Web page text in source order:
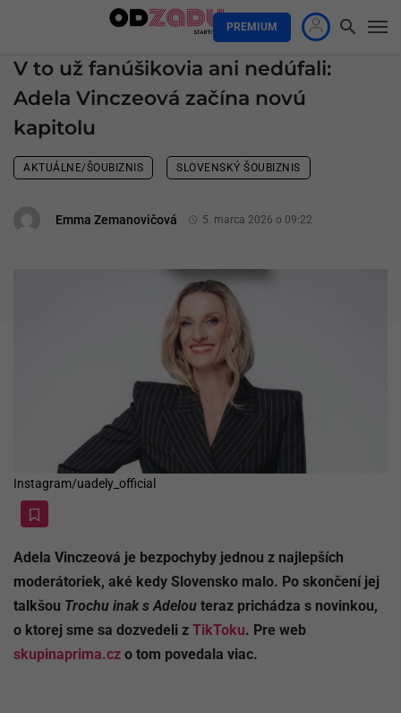
PREMIUM
V to už fanúšikovia ani nedúfali:
Adela Vinczeová začína novú
kapitolu
AKTUÁLNE/ŠOUBIZNIS SLOVENSKÝ ŠOUBIZNIS
Emma Zemanovičová 5. marca 2026 o 09:22
Instagram/uadely_official
Adela Vinczeová je bezpochyby jednou z najlepších
moderátoriek, aké kedy Slovensko malo. Po skončení jej
talkšou Trochu inak s Adelou teraz prichádza s novinkou,
o ktorej sme sa dozvedeli z TikToku. Pre web
skupinaprima.cz o tom povedala viac.